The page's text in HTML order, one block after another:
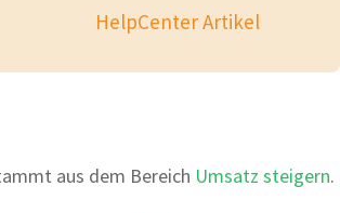
HelpCenter Artikel
aus dem Bereich Umsatz steigern.